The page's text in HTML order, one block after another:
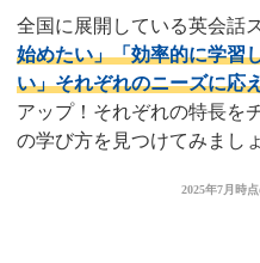
全国に展開している英会話
始めたい」「効率的に学習
い」それぞれのニーズに応
アップ！それぞれの特長を
の学び方を見つけてみまし
2025年7月時